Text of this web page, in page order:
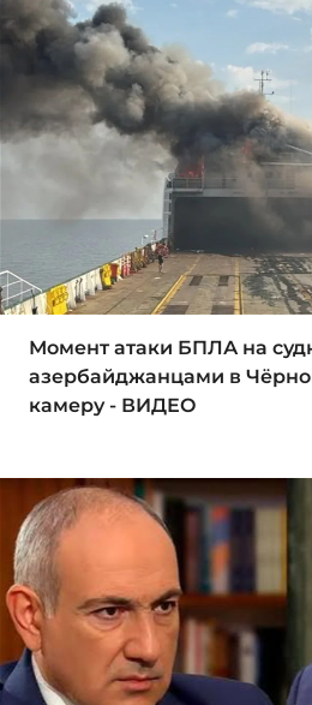
Момент атаки БПЛА на
азербайджанцами в
камеру - ВИДЕО